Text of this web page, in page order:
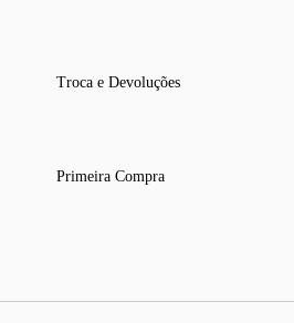
Troca e Devoluções
Primeira Compra